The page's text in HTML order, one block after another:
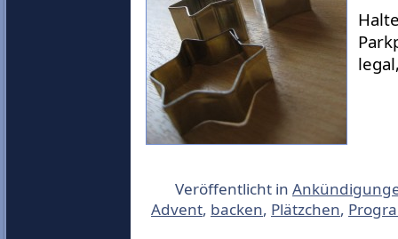
Veröffentlicht in
Advent, backen, Plätzchen,